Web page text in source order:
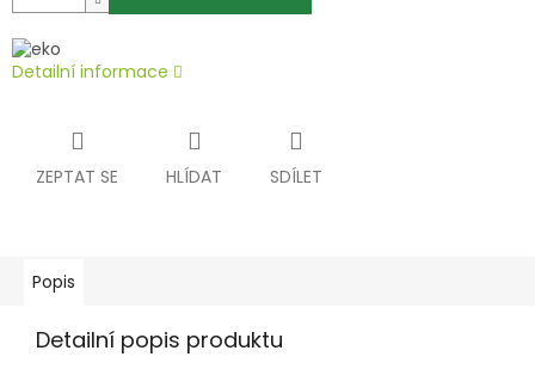
Detailní informace
ZEPTAT SE HLÍDAT SDÍLET
Popis
Detailní popis produktu